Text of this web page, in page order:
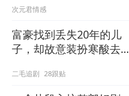
单
次元君情感
富豪找到丢失20年的儿
子，却故意装扮寒酸去相
二毛追剧 28跟贴